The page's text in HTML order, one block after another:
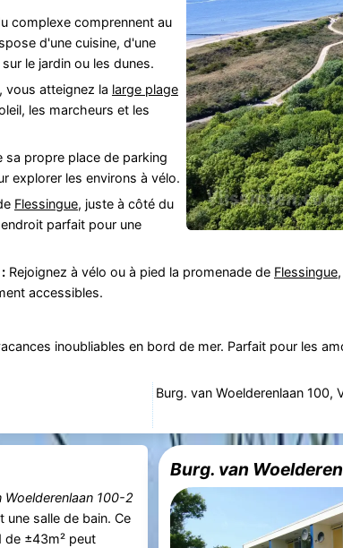
complexe comprennent au
d'une cuisine, d'une
le jardin ou les dunes.
vous atteignez la large plage
les marcheurs et les
propre place de parking
explorer les environs à vélo.
Flessingue, juste à côté du
parfait pour une
Rejoignez à vélo ou à pied la promenade de Flessingue
accessibles.
inoubliables en bord de mer. Parfait pour les
Burg. van Woelderenlaan 100,
Woelderenlaan 100-2
salle de bain. Ce
de ±43m² peut
Burg. van